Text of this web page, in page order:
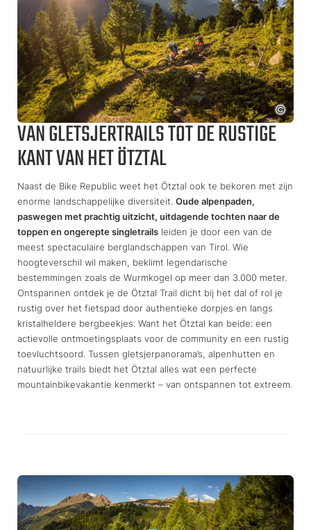
VAN GLETSJERTRAILS TOT DE RUSTIGE
KANT VAN HET ÖTZTAL
Naast de Bike Republic weet het Ötztal ook te bekoren met zijn
enorme landschappelijke diversiteit. Oude alpenpaden,
paswegen met prachtig uitzicht, uitdagende tochten naar de
toppen en ongerepte singletrails leiden je door een van de
meest spectaculaire berglandschappen van Tirol. Wie
hoogteverschil wil maken, beklimt legendarische
bestemmingen zoals de Wurmkogel op meer dan 3.000 meter.
Ontspannen ontdek je de Ötztal Trail dicht bij het dal of rol je
rustig over het fietspad door authentieke dorpjes en langs
kristalheldere bergbeekjes. Want het Ötztal kan beide: een
actievolle ontmoetingsplaats voor de community en een rustig
toevluchtsoord. Tussen gletsjerpanorama’s, alpenhutten en
natuurlijke trails biedt het Ötztal alles wat een perfecte
mountainbikevakantie kenmerkt – van ontspannen tot extreem.